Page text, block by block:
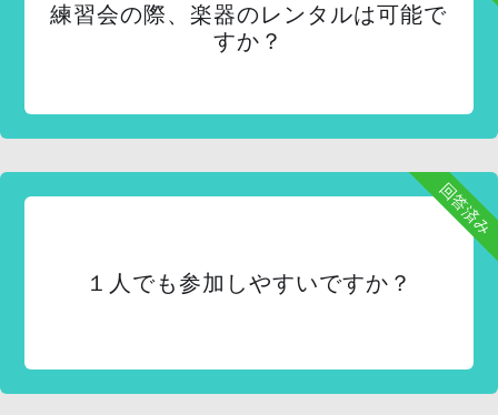
練習会の際、楽器のレンタルは可能で
すか？
回答済み
１人でも参加しやすいですか？